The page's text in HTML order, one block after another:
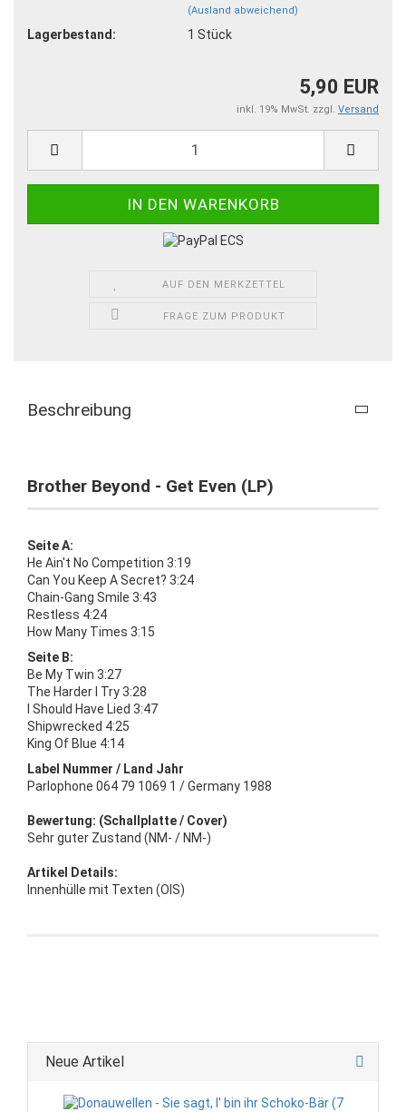
(Ausland abweichend)
Lagerbestand: 1 Stück
5,90 EUR
inkl. 19% MwSt. zzgl. Versand
AUF DEN MERKZETTEL
FRAGE ZUM PRODUKT
Beschreibung
Brother Beyond - Get Even (LP)
Seite A:
He Ain't No Competition 3:19
Can You Keep A Secret? 3:24
Chain-Gang Smile 3:43
Restless 4:24
How Many Times 3:15
Seite B:
Be My Twin 3:27
The Harder I Try 3:28
I Should Have Lied 3:47
Shipwrecked 4:25
King Of Blue 4:14
Label Nummer / Land Jahr
Parlophone 064 79 1069 1 / Germany 1988
Bewertung: (Schallplatte / Cover)
Sehr guter Zustand (NM- / NM-)
Artikel Details:
Innenhülle mit Texten (OIS)
Neue Artikel